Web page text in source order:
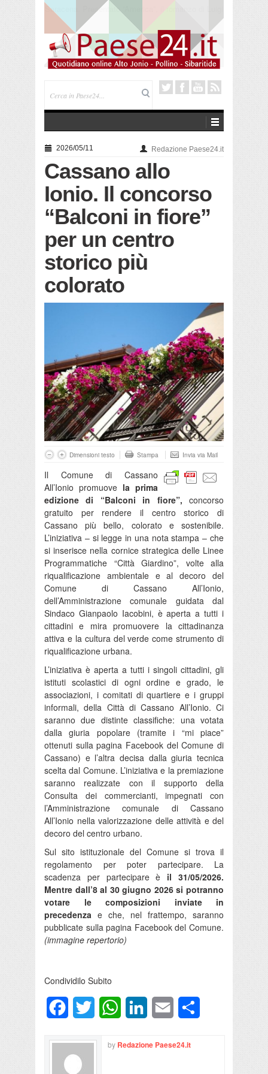
Trebisacce. Cento anni per la processione in mare
di San Rocco. Arriva la reliquia
2026/05/11 Redazione Paese24.it
Cassano allo
Ionio. Il concorso
“Balconi in fiore”
per un centro
storico più
colorato
Dimensioni testo Stampa Invia via Mail
Il Comune di Cassano
All’Ionio promuove la prima
edizione di “Balconi in fiore”, concorso
gratuito per rendere il centro storico di
Cassano più bello, colorato e sostenibile.
L’iniziativa – si legge in una nota stampa – che
si inserisce nella cornice strategica delle Linee
Programmatiche “Città Giardino”, volte alla
riqualificazione ambientale e al decoro del
Comune di Cassano All’Ionio,
dell’Amministrazione comunale guidata dal
Sindaco Gianpaolo Iacobini, è aperta a tutti i
cittadini e mira promuovere la cittadinanza
attiva e la cultura del verde come strumento di
riqualificazione urbana.
L’iniziativa è aperta a tutti i singoli cittadini, gli
istituti scolastici di ogni ordine e grado, le
associazioni, i comitati di quartiere e i gruppi
informali, della Città di Cassano All’Ionio. Ci
saranno due distinte classifiche: una votata
dalla giuria popolare (tramite i “mi piace”
ottenuti sulla pagina Facebook del Comune di
Cassano) e l’altra decisa dalla giuria tecnica
scelta dal Comune. L’iniziativa e la premiazione
saranno realizzate con il supporto della
Consulta dei commercianti, impegnati con
l’Amministrazione comunale di Cassano
All’Ionio nella valorizzazione delle attività e del
decoro del centro urbano.
Sul sito istituzionale del Comune si trova il
regolamento per poter partecipare. La
scadenza per partecipare è il 31/05/2026.
Mentre dall’8 al 30 giugno 2026 si potranno
votare le composizioni inviate in
precedenza e che, nel frattempo, saranno
pubblicate sulla pagina Facebook del Comune.
(immagine repertorio)
Condividilo Subito
FacebookTwitter WhatsAppLinkedInEmail
by Redazione Paese24.it